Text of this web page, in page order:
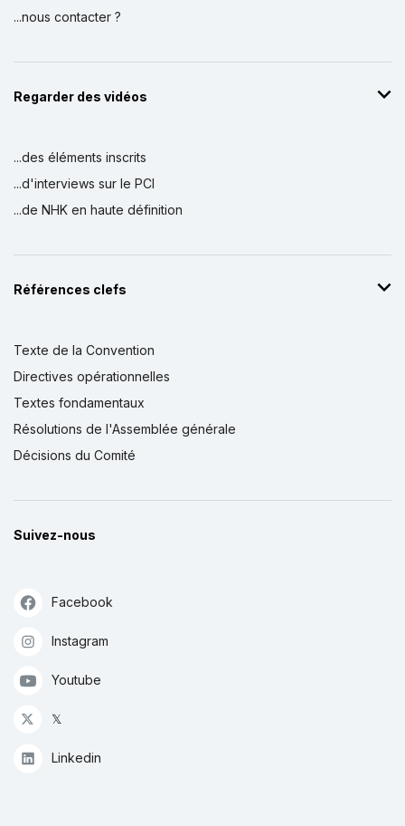
...nous contacter ?
Regarder des vidéos
...des éléments inscrits
...d'interviews sur le PCI
...de NHK en haute définition
Références clefs
Texte de la Convention
Directives opérationnelles
Textes fondamentaux
Résolutions de l'Assemblée générale
Décisions du Comité
Suivez-nous
Facebook
Instagram
Youtube
𝕏
Linkedin